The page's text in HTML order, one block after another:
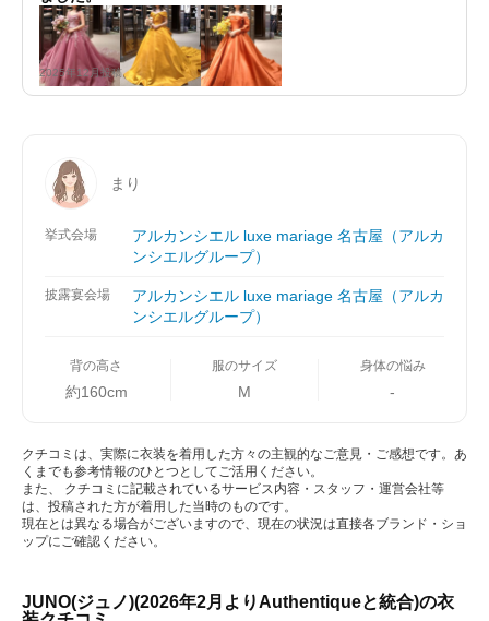
2025年12月投稿
まり
挙式会場
アルカンシエル luxe mariage 名古屋（アルカ
ンシエルグループ）
披露宴会場
アルカンシエル luxe mariage 名古屋（アルカ
ンシエルグループ）
背の高さ
約160cm
服のサイズ
M
身体の悩み
-
クチコミは、実際に衣装を着用した方々の主観的なご意見・ご感想です。あ
くまでも参考情報のひとつとしてご活用ください。
また、 クチコミに記載されているサービス内容・スタッフ・運営会社等
は、投稿された方が着用した当時のものです。
現在とは異なる場合がございますので、現在の状況は直接各ブランド・ショ
ップにご確認ください。
JUNO(ジュノ)(2026年2月よりAuthentiqueと統合)の衣